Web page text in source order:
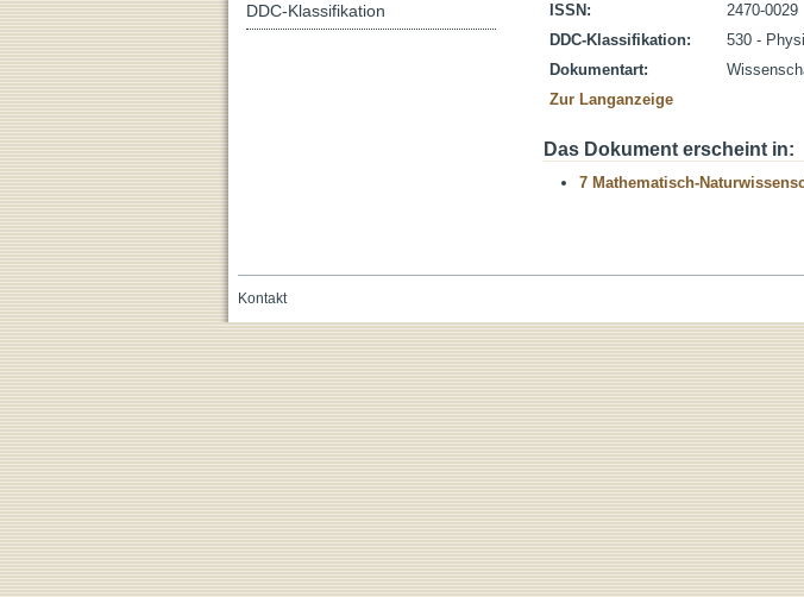
ISSN:
2470-0029
DDC-Klassifikation:
530 -
Dokumentart:
Zur Langanzeige
Das Dokument erscheint in:
7 Mathematisch-
DDC-Klassifikation
Kontakt